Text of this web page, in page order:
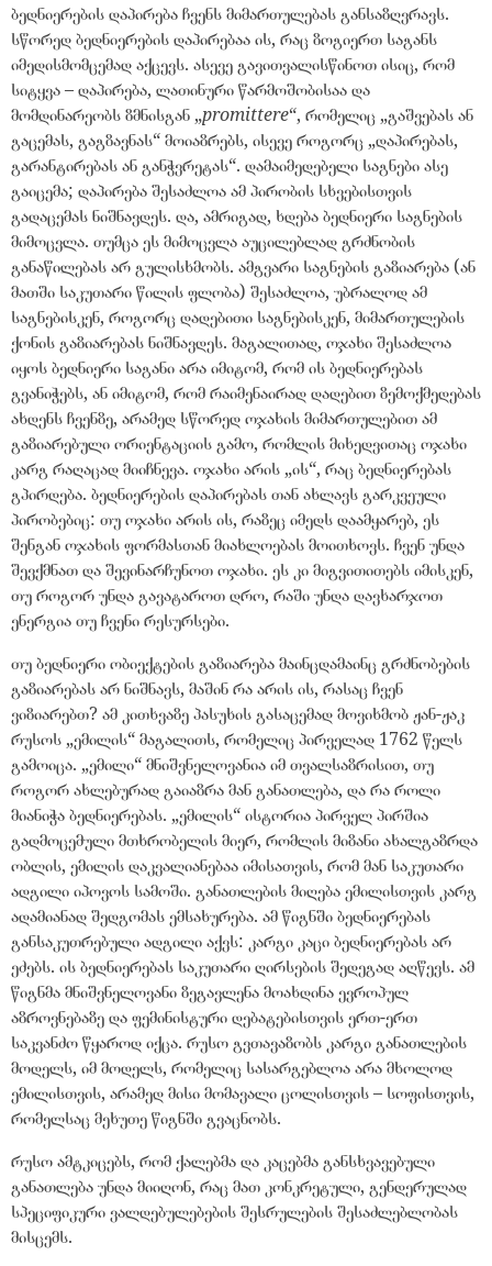
ბედნიერების დაპირება ჩვენს მიმართულებას განსაზღვრავს.
სწორედ ბედნიერების დაპირებაა ის, რაც ზოგიერთ საგანს
იმედისმომცემად აქცევს. ასევე გავითვალისწინოთ ისიც, რომ
სიტყვა – დაპირება, ლათინური წარმოშობისაა და
მომდინარეობს ზმნისგან „promittere“, რომელიც „გაშვებას ან
გაცემას, გაგზავნას“მოიაზრებს, ისევე როგორც „დაპირებას,
გარანტირებას ან განჭვრეტას“. დამაიმედებელი საგნები ასე
გაიცემა; დაპირება შესაძლოა ამ პირობის სხვებისთვის
გადაცემას ნიშნავდეს. და, ამრიგად, ხდება ბედნიერი საგნების
მიმოცვლა. თუმცა ეს მიმოცვლა აუცილებლად გრძნობის
განაწილებას არ გულისხმობს. ამგვარი საგნების გაზიარება (ან
მათში საკუთარი წილის ფლობა) შესაძლოა, უბრალოდ ამ
საგნებისკენ, როგორც დადებითი საგნებისკენ, მიმართულების
ქონის გაზიარებას ნიშნავდეს. მაგალითად, ოჯახი შესაძლოა
იყოს ბედნიერი საგანი არა იმიტომ, რომ ის ბედნიერებას
გვანიჭებს, ან იმიტომ, რომ რაიმენაირად დადებით ზემოქმედებას
ახდენს ჩვენზე, არამედ სწორედ ოჯახის მიმართულებით ამ
გაზიარებული ორიენტაციის გამო, რომლის მიხედვითაც ოჯახი
კარგ რაღაცად მიიჩნევა. ოჯახი არის „ის“, რაც ბედნიერებას
გპირდება. ბედნიერების დაპირებას თან ახლავს გარკვეული
პირობებიც: თუ ოჯახი არის ის, რაზეც იმედს დაამყარებ, ეს
შენგან ოჯახის ფორმასთან მიახლოებას მოითხოვს. ჩვენ უნდა
შევქმნათ და შევინარჩუნოთ ოჯახი. ეს კი მიგვითითებს იმისკენ,
თუ როგორ უნდა გავატაროთ დრო, რაში უნდა დავხარჯოთ
ენერგია თუ ჩვენი რესურსები.
თუ ბედნიერი ობიექტების გაზიარება მაინცდამაინც გრძნობების
გაზიარებას არ ნიშნავს, მაშინ რა არის ის, რასაც ჩვენ
ვიზიარებთ? ამ კითხვაზე პასუხის გასაცემად მოვიხმობ ჟან-ჟაკ
რუსოს „ემილის“მაგალითს, რომელიც პირველად 1762 წელს
გამოიცა. „ემილი“მნიშვნელოვანია იმ თვალსაზრისით, თუ
როგორ ახლებურად გაიაზრა მან განათლება, და რა როლი
მიანიჭა ბედნიერებას. „ემილის“ისტორია პირველ პირშია
გადმოცემული მთხრობელის მიერ, რომლის მიზანი ახალგაზრდა
ობლის, ემილის დაკვალიანებაა იმისათვის, რომ მან საკუთარი
ადგილი იპოვოს სამოში. განათლების მიღება ემილისთვის კარგ
ადამიანად შედგომას ემსახურება. ამ წიგნში ბედნიერებას
განსაკუთრებული ადგილი აქვს: კარგი კაცი ბედნიერებას არ
ეძებს. ის ბედნიერებას საკუთარი ღირსების შედეგად აღწევს. ამ
წიგნმა მნიშვნელოვანი ზეგავლენა მოახდინა ევროპულ
აზროვნებაზე და ფემინისტური დებატებისთვის ერთ-ერთ
საკვანძო წყაროდ იქცა. რუსო გვთავაზობს კარგი განათლების
მოდელს, იმ მოდელს, რომელიც სასარგებლოა არა მხოლოდ
ემილისთვის, არამედ მისი მომავალი ცოლისთვის – სოფისთვის,
რომელსაც მეხუთე წიგნში გვაცნობს.
რუსო ამტკიცებს, რომ ქალებმა და კაცებმა განსხვავებული
განათლება უნდა მიიღონ, რაც მათ კონკრეტული, გენდერულად
სპეციფიკური ვალდებულებების შესრულების შესაძლებლობას
მისცემს.